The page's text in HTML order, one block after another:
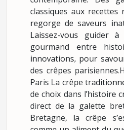
classiques aux recettes
regorge de saveurs
Laissez-vous guider
gourmand entre
innovations, pour
des crêpes
Paris La crêpe
de choix dans l’histoire
direct de la galette
Bretagne, la crêpe